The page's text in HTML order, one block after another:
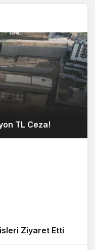
TL Ceza!
Ziyaret Etti